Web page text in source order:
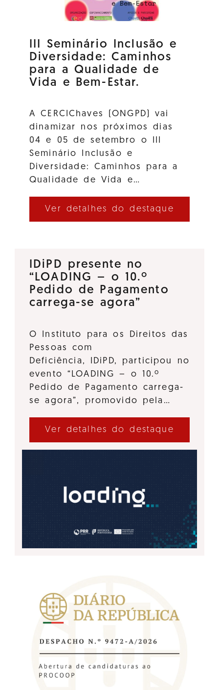
III Seminário Inclusão e
Diversidade: Caminhos
para a Qualidade de
Vida e Bem-Estar.
A CERCIChaves (ONGPD) vai
dinamizar nos próximos dias
04 e 05 de setembro o III
Seminário Inclusão e
Diversidade: Caminhos para a
Qualidade de Vida e…
Ver detalhes do destaque
IDiPD presente no
“LOADING – o 10.º
Pedido de Pagamento
carrega-se agora”
O Instituto para os Direitos das
Pessoas com
Deficiência, IDiPD, participou no
evento “LOADING – o 10.º
Pedido de Pagamento carrega-
se agora”, promovido pela…
Ver detalhes do destaque